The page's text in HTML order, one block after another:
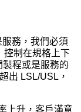
務，我們必須
控制在規格上下
程或是服務的
超出 LSL/USL ，
上升，客戶滿意